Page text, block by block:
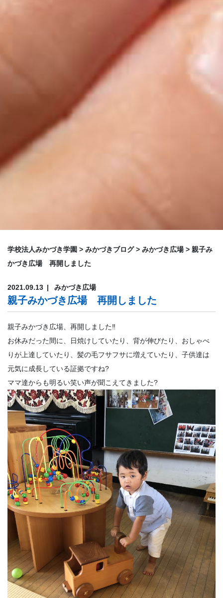
学校法人みかづき学園 > みかづきブログ> みかづき広場> 親子み
かづき広場 再開しました
2021.09.13 みかづき広場
親子みかづき広場 再開しました
親子みかづき広場、再開しました‼️
お休みだった間に、日焼けしていたり、背が伸びたり、おしゃべ
りが上達していたり、髪の毛フサフサに増えていたり、子供達は
元気に成長している証拠ですね?
ママ達からも明るい笑い声が聞こえてきました?